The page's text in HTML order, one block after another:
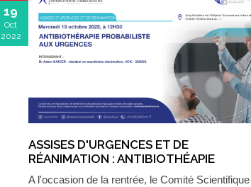
19
Oct
2022
ASSISES D'URGENCES ET DE
RÉANIMATION : ANTIBIOTHÉAPIE
PROBABILISTE AUX URGENCES
A l'occasion de la rentrée, le Comité Scientifique